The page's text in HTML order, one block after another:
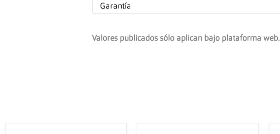
Garantía
Valores publicados sólo aplican bajo plataforma web.